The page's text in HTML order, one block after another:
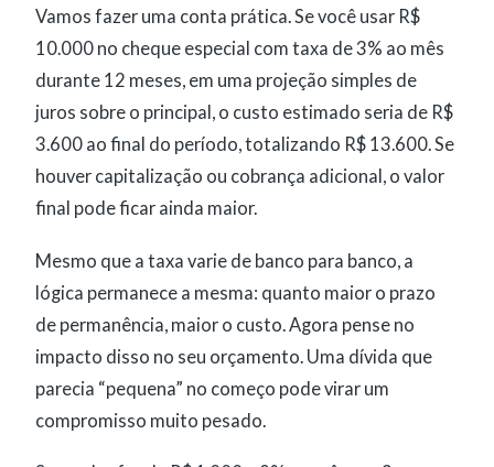
Vamos fazer uma conta prática. Se você usar R$
10.000 no cheque especial com taxa de 3% ao mês
durante 12 meses, em uma projeção simples de
juros sobre o principal, o custo estimado seria de R$
3.600 ao final do período, totalizando R$ 13.600. Se
houver capitalização ou cobrança adicional, o valor
final pode ficar ainda maior.
Mesmo que a taxa varie de banco para banco, a
lógica permanece a mesma: quanto maior o prazo
de permanência, maior o custo. Agora pense no
impacto disso no seu orçamento. Uma dívida que
parecia “pequena” no começo pode virar um
compromisso muito pesado.